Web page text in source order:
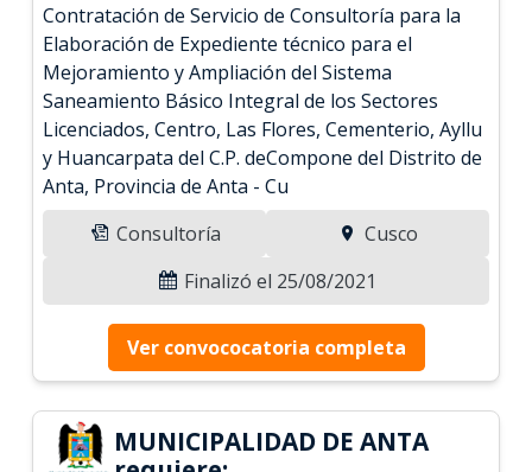
Contratación de Servicio de Consultoría para la
Elaboración de Expediente técnico para el
Mejoramiento y Ampliación del Sistema
Saneamiento Básico Integral de los Sectores
Licenciados, Centro, Las Flores, Cementerio, Ayllu
y Huancarpata del C.P. deCompone del Distrito de
Anta, Provincia de Anta - Cu
Consultoría
Cusco
Finalizó el 25/08/2021
Ver convococatoria completa
MUNICIPALIDAD DE ANTA